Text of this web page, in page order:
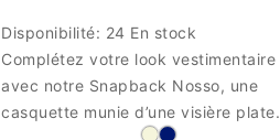
Disponibilité: 24 En stock
Complétez votre look vestimentaire
avec notre Snapback Nosso, une
casquette munie d’une visière plate.